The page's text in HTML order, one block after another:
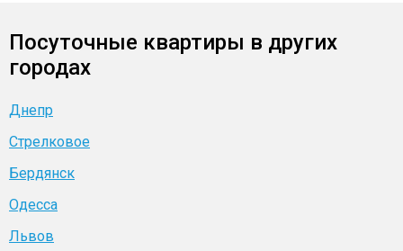
Посуточные квартиры в других
городах
Днепр
Стрелковое
Бердянск
Одесса
Львов